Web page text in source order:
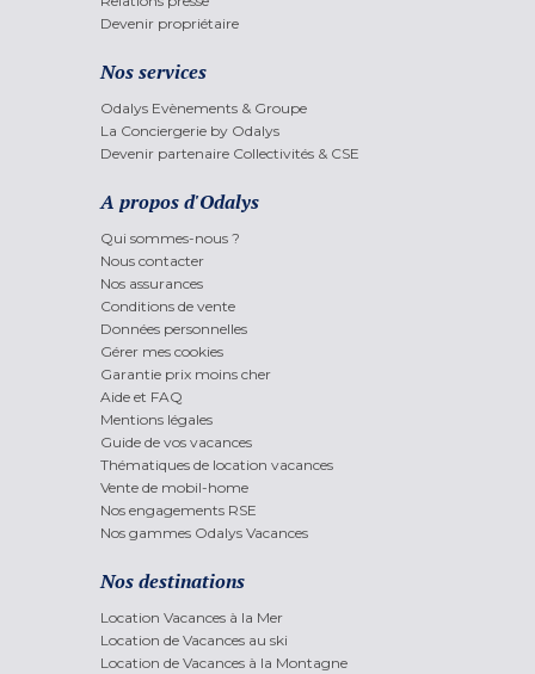
Devenir propriétaire
Nos services
Odalys Evènements & Groupe
La Conciergerie by Odalys
Devenir partenaire Collectivités & CSE
A propos d'Odalys
Qui sommes-nous ?
Nous contacter
Nos assurances
Conditions de vente
Données personnelles
Gérer mes cookies
Garantie prix moins cher
Aide et FAQ
Mentions légales
Guide de vos vacances
Thématiques de location vacances
Vente de mobil-home
Nos engagements RSE
Nos gammes Odalys Vacances
Nos destinations
Location Vacances à la Mer
Location de Vacances au ski
Location de Vacances à la Montagne